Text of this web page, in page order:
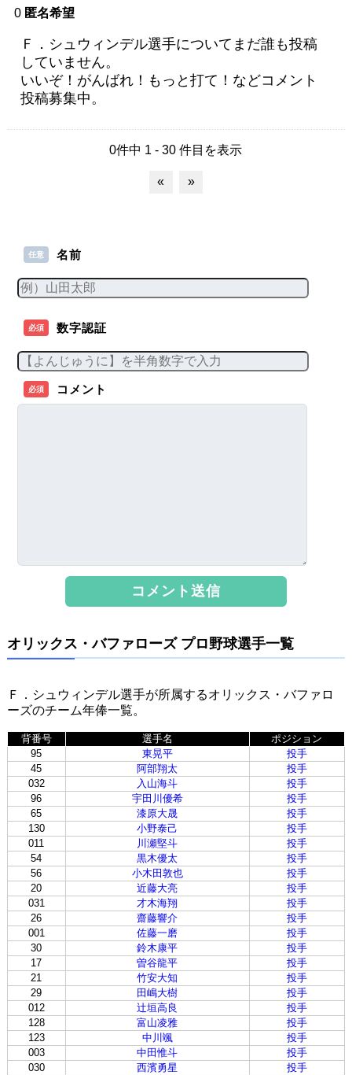
0 匿名希望
Ｆ．シュウィンデル選手についてまだ誰も投稿
していません。
いいぞ！がんばれ！もっと打て！などコメント
投稿募集中。
0件中 1 - 30 件目を表示
« »
任意 名前
必須 数字認証
必須 コメント
オリックス・バファローズ プロ野球選手一覧
Ｆ．シュウィンデル選手が所属するオリックス・バファロ
ーズのチーム年俸一覧。
背番号 選手名
ポジション
95
東晃平
投手
45
阿部翔太
投手
032
入山海斗
投手
96
宇田川優希
投手
65
漆原大晟
投手
130
小野泰己
投手
011
川瀬堅斗
投手
54
黒木優太
投手
56
小木田敦也
投手
20
近藤大亮
投手
031
才木海翔
投手
26
齋藤響介
投手
001
佐藤一磨
投手
30
鈴木康平
投手
17
曽谷龍平
投手
21
竹安大知
投手
29
田嶋大樹
投手
012
辻垣高良
投手
128
富山凌雅
投手
123
中川颯
投手
003
中田惟斗
投手
030
西濱勇星
投手